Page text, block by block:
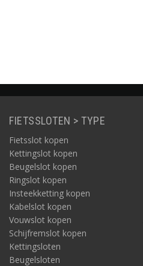
FIETSSLOTEN > TYPE
Fietsslot kopen
Kettingslot kopen
Beugelslot kopen
Ringslot kopen
Insteekketting kopen
Kabelslot kopen
Vouwslot kopen
Schijfremslot kopen
Kettingsloten
Beugelsloten